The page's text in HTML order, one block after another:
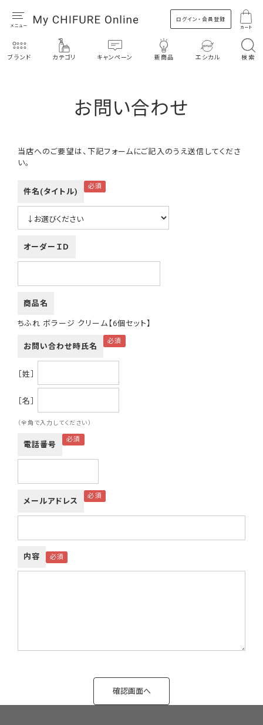
ログイン・会員登録
カート
ブランド カテゴリ キャンペーン 新商品 エシカル 検索
お問い合わせ
当店へのご要望は、下記フォームにご記入のうえ送信してくださ
い。
件名(タイトル)
オーダーＩＤ
商品名
ちふれ ボラージ クリーム【6個セット】
お問い合わせ時氏名
［姓］
［名］
（全角で入力してください）
電話番号
メールアドレス
内容